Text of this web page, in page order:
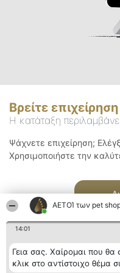
ΑΕΤΟΊ των pet
14:01
Γεια σας. Χαίρομαι που
κλικ στο αντίστοιχο θέμα
Βρείτε επιχείρηση
Η κατάταξη
Ψάχνετε επιχείρηση;
Χρησιμοποιήστε την